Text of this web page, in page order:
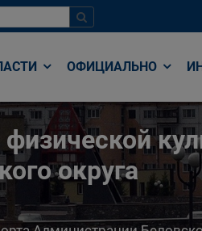
ОФИЦИАЛЬНО
округа